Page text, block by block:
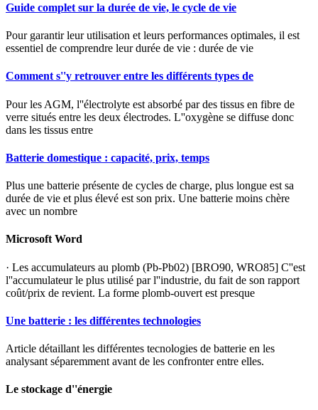
Guide complet sur la durée de vie, le cycle de vie
Pour garantir leur utilisation et leurs performances optimales, il est
essentiel de comprendre leur durée de vie : durée de vie
Comment s''y retrouver entre les différents types de
Pour les AGM, l''électrolyte est absorbé par des tissus en fibre de
verre situés entre les deux électrodes. L''oxygène se diffuse donc
dans les tissus entre
Batterie domestique : capacité, prix, temps
Plus une batterie présente de cycles de charge, plus longue est sa
durée de vie et plus élevé est son prix. Une batterie moins chère
avec un nombre
Microsoft Word
· Les accumulateurs au plomb (Pb-Pb02) [BRO90, WRO85] C''est
l''accumulateur le plus utilisé par l''industrie, du fait de son rapport
coût/prix de revient. La forme plomb-ouvert est presque
Une batterie : les différentes technologies
Article détaillant les différentes tecnologies de batterie en les
analysant séparemment avant de les confronter entre elles.
Le stockage d''énergie